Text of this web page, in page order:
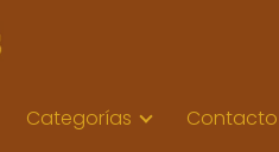
Categorías Contacto